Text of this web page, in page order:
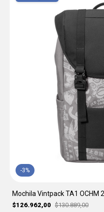
-3%
Mochila Vintpack TA1 OCHM
$126.962,00 $130.889,00